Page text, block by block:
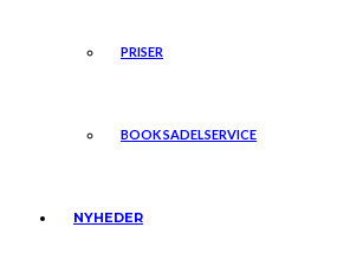
PRISER
BOOK SADELSERVICE
NYHEDER